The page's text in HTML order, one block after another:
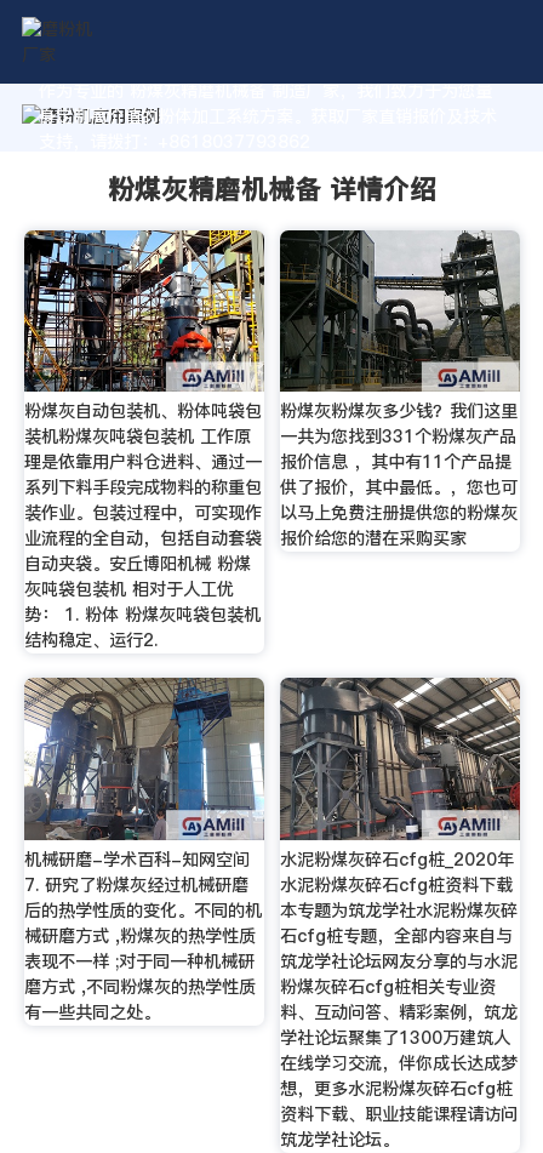
作为专业的 粉煤灰精磨机械备 制造厂家，我们致力于为您量
身定制高价值的粉体加工系统方案。获取厂家直销报价及技术
粉煤灰精磨机械备 详情介绍
粉煤灰自动包装机、粉体吨袋包
装机粉煤灰吨袋包装机 工作原
理是依靠用户料仓进料、通过一
系列下料手段完成物料的称重包
装作业。包装过程中，可实现作
业流程的全自动，包括自动套袋
自动夹袋。安丘博阳机械 粉煤
灰吨袋包装机 相对于人工优
势： 1. 粉体 粉煤灰吨袋包装机
结构稳定、运行2.
粉煤灰粉煤灰多少钱？我们这里
一共为您找到331个粉煤灰产品
报价信息 ，其中有11个产品提
供了报价，其中最低。，您也可
以马上免费注册提供您的粉煤灰
报价给您的潜在采购买家
机械研磨-学术百科-知网空间
7. 研究了粉煤灰经过机械研磨
后的热学性质的变化。不同的机
械研磨方式 ,粉煤灰的热学性质
表现不一样 ;对于同一种机械研
磨方式 ,不同粉煤灰的热学性质
有一些共同之处。
水泥粉煤灰碎石cfg桩_2020年
水泥粉煤灰碎石cfg桩资料下载
本专题为筑龙学社水泥粉煤灰碎
石cfg桩专题，全部内容来自与
筑龙学社论坛网友分享的与水泥
粉煤灰碎石cfg桩相关专业资
料、互动问答、精彩案例，筑龙
学社论坛聚集了1300万建筑人
在线学习交流，伴你成长达成梦
想，更多水泥粉煤灰碎石cfg桩
资料下载、职业技能课程请访问
筑龙学社论坛。